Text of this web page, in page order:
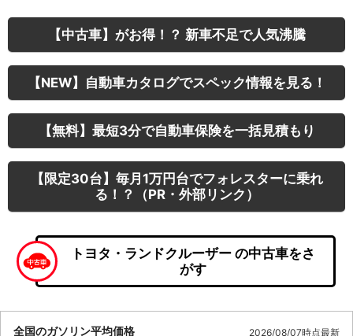
【中古車】がお得！？ 新車不足で人気沸騰
【NEW】自動車カタログでスペック情報を見る！
【無料】最短3分で自動車保険を一括見積もり
【限定30台】毎月1万円台でフォレスターに乗れ
る！？（PR・外部リンク）
トヨタ・ランドクルーザー の中古車をさ
がす
全国のガソリン平均価格 2026/08/07時点最新